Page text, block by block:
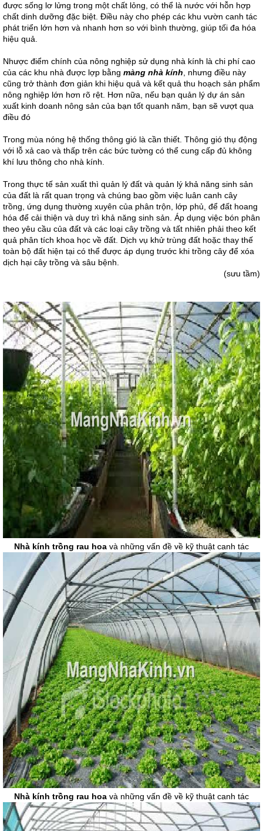
được sống lơ lửng trong một chất lỏng, có thể là nước với hỗn hợp
chất dinh dưỡng đặc biệt. Điều này cho phép các khu vườn canh tác
phát triển lớn hơn và nhanh hơn so với bình thường, giúp tối đa hóa
hiệu quả.
Nhược điểm chính của nông nghiệp sử dụng nhà kính là chi phí cao
của các khu nhà được lợp bằng màng nhà kính , nhưng điều này
cũng trở thành đơn giản khi hiệu quả và kết quả thu hoạch sản phẩm
nông nghiệp lớn hơn rõ rệt. Hơn nữa, nếu bạn quản lý dự án sản
xuất kinh doanh nông sản của bạn tốt quanh năm, bạn sẽ vượt qua
điều đó
Trong mùa nóng hệ thống thông gió là cần thiết. Thông gió thụ động
với lỗ xả cao và thấp trên các bức tường có thể cung cấp đủ không
khí lưu thông cho nhà kính.
Trong thực tế sản xuất thì quản lý đất và quản lý khả năng sinh sản
của đất là rất quan trọng và chúng bao gồm việc luân canh cây
trồng, ứng dụng thường xuyên của phân trộn, lớp phủ, để đất hoang
hóa để cải thiện và duy trì khả năng sinh sản. Áp dụng việc bón phân
theo yêu cầu của đất và các loại cây trồng và tất nhiên phải theo kết
quả phân tích khoa học về đất. Dịch vụ khử trùng đất hoặc thay thế
toàn bộ đất hiện tại có thể được áp dụng trước khi trồng cây để xóa
dịch hại cây trồng và sâu bệnh.
(sưu tầm)
Nhà kính trồng rau hoa và những vấn đề về kỹ thuật canh tác
Nhà kính trồng rau hoa và những vấn đề về kỹ thuật canh tác